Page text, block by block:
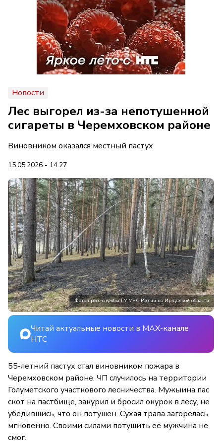
Новости
Лес выгорел из-за непотушенной
сигареты в Черемховском районе
Виновником оказался местный пастух
15.05.2026 - 14:27
Фото пресс-службы ГУ МЧС России по Иркутской области
Читай актуальные новости в MAX-канале
НТС
55-летний пастух стал виновником пожара в
Черемховском районе. ЧП случилось на территории
Голуметского участкового лесничества. Мужыина пас
скот на пастбище, закурил и бросил окурок в лесу, не
убедившись, что он потушен. Сухая трава загорелась
мгновенно. Своими силами потушить её мужчина не
смог.